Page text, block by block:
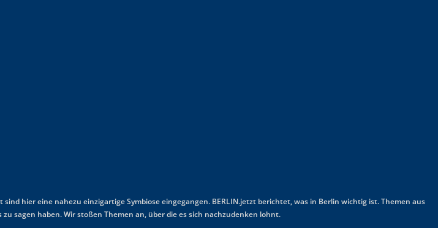
hier eine nahezu einzigartige Symbiose eingegangen. BERLIN.jetzt berichtet, was in Berlin wichtig ist. Themen aus
sagen haben. Wir stoßen Themen an, über die es sich nachzudenken lohnt.